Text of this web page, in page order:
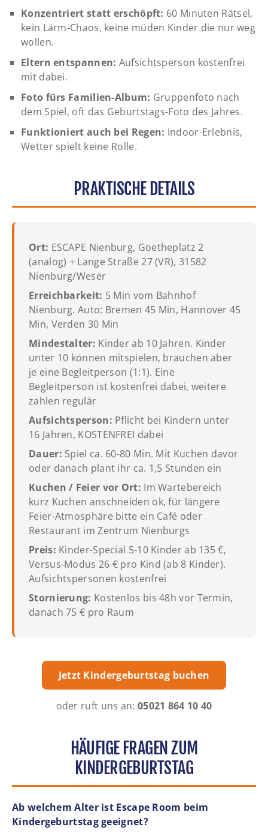
Konzentriert statt erschöpft: 60 Minuten Rätsel,
kein Lärm-Chaos, keine müden Kinder die nur weg
wollen.
Eltern entspannen: Aufsichtsperson kostenfrei
mit dabei.
Foto fürs Familien-Album: Gruppenfoto nach
dem Spiel, oft das Geburtstags-Foto des Jahres.
Funktioniert auch bei Regen: Indoor-Erlebnis,
Wetter spielt keine Rolle.
PRAKTISCHE DETAILS
Ort: ESCAPE Nienburg, Goetheplatz 2
(analog) + Lange Straße 27 (VR), 31582
Nienburg/Weser
Erreichbarkeit: 5 Min vom Bahnhof
Nienburg. Auto: Bremen 45 Min, Hannover 45
Min, Verden 30 Min
Mindestalter: Kinder ab 10 Jahren. Kinder
unter 10 können mitspielen, brauchen aber
je eine Begleitperson (1:1). Eine
Begleitperson ist kostenfrei dabei, weitere
zahlen regulär
Aufsichtsperson: Pflicht bei Kindern unter
16 Jahren, KOSTENFREI dabei
Dauer: Spiel ca. 60-80 Min. Mit Kuchen davor
oder danach plant ihr ca. 1,5 Stunden ein
Kuchen / Feier vor Ort: Im Wartebereich
kurz Kuchen anschneiden ok, für längere
Feier-Atmosphäre bitte ein Café oder
Restaurant im Zentrum Nienburgs
Preis: Kinder-Special 5-10 Kinder ab 135 €,
Versus-Modus 26 € pro Kind (ab 8 Kinder).
Aufsichtspersonen kostenfrei
Stornierung: Kostenlos bis 48h vor Termin,
danach 75 € pro Raum
Jetzt Kindergeburtstag buchen
oder ruft uns an: 05021 864 10 40
HÄUFIGE FRAGEN ZUM
KINDERGEBURTSTAG
Ab welchem Alter ist Escape Room beim
Kindergeburtstag geeignet?